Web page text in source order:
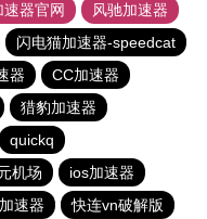
器官网
风驰加速器
闪电猫加速器-speedcat
器
CC加速器
猎豹加速器
quickq
机场
ios加速器
速器
快连vn破解版